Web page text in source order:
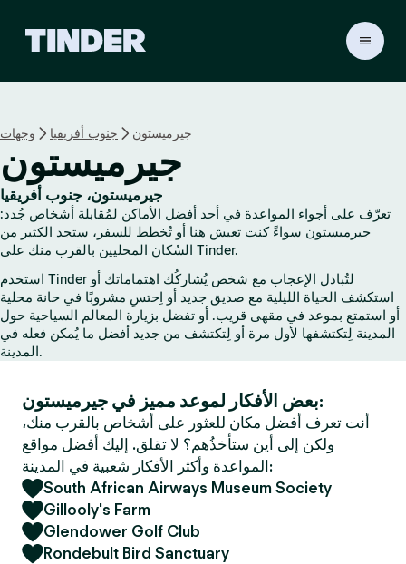
ة
ل
ر
ئ
ي
س
ة
ل
ـ
T
d
e
r
وجهات جنوب أفريقيا جيرميستون
جيرميستون
جيرميستون، جنوب أفريقيا
تعرّف على أجواء المواعدة في أحد أفضل الأماكن لمُقابلة أشخاص جُدد:
جيرميستون سواءً كنت تعيش هنا أو تُخطط للسفر، ستجد الكثير من
السُكان المحليين بالقرب منك على Tinder.
استخدم Tinder لتُبادل الإعجاب مع شخص يُشاركُك اهتماماتك أو
استكشف الحياة الليلية مع صديق جديد أو اِحتسِ مشروبًا في حانة محلية
أو استمتع بموعد في مقهى قريب. أو تفضل بزيارة المعالم السياحية حول
المدينة لِتكتشفها لأول مرة أو لِتكتشف من جديد أفضل ما يُمكن فعله في
المدينة.
بعض الأفكار لموعد مميز في جيرميستون:
أنت تعرف أفضل مكان للعثور على أشخاص بالقرب منك،
ولكن إلى أين ستأخذُهم؟ لا تقلق. إليك أفضل مواقع
المواعدة وأكثر الأفكار شعبية في المدينة:
South African Airways Museum Society
Gillooly's Farm
Glendower Golf Club
Rondebult Bird Sanctuary